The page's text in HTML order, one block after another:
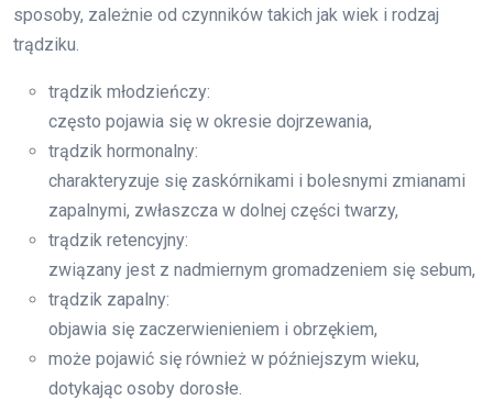
sposoby, zależnie od czynników takich jak wiek i rodzaj
trądziku.
trądzik młodzieńczy:
często pojawia się w okresie dojrzewania,
trądzik hormonalny:
charakteryzuje się zaskórnikami i bolesnymi zmianami
zapalnymi, zwłaszcza w dolnej części twarzy,
trądzik retencyjny:
związany jest z nadmiernym gromadzeniem się sebum,
trądzik zapalny:
objawia się zaczerwienieniem i obrzękiem,
może pojawić się również w późniejszym wieku,
dotykając osoby dorosłe.